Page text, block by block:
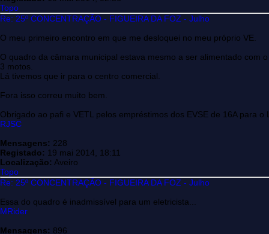
Topo
Re: 25º CONCENTRAÇÃO - FIGUEIRA DA FOZ - Julho
O meu primeiro encontro em que me desloquei no meu próprio VE.
O quadro da câmara municipal estava mesmo a ser alimentado com
3 motos.
Lá tivemos que ir para o centro comercial.
Fora isso correu muito bem.
Obrigado ao pafi e VETL pelos empréstimos dos EVSE de 16A para
RJSC
Mensagens: 228
Registado: 19 mai 2014, 18:11
Localização: Aveiro
Topo
Re: 25º CONCENTRAÇÃO - FIGUEIRA DA FOZ - Julho
Essa do quadro é inadmissível para um eletricista...
MRider
Mensagens: 896